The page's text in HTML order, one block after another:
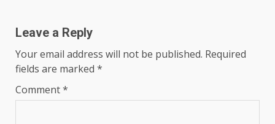
Leave a Reply
Your email address will not be published. Required
fields are marked *
Comment*